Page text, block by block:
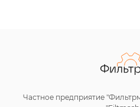
Частное предприятие